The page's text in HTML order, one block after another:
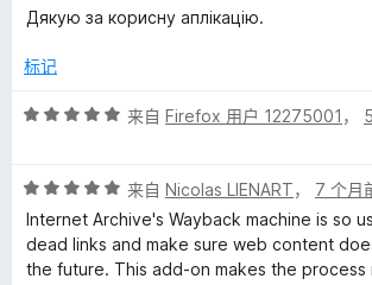
分
/
Дякую за корисну аплікацію.
标记
评
/
5
来自 Firefox 用户 12275001 ，
评
分
5
/
来自 Nicolas LIENART， 7 个月
Internet Archive's Wayback machine is so
dead links and make sure web content
the future. This add-on makes the process